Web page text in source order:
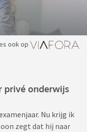
ook op
privé onderwijs
Nu krijg ik
zegt dat hij naar